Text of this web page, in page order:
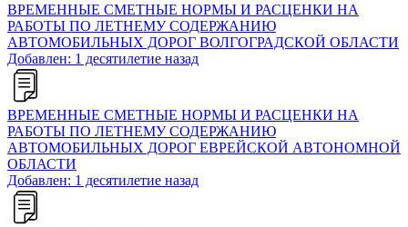
ВРЕМЕННЫЕ СМЕТНЫЕ НОРМЫ И РАСЦЕНКИ НА
РАБОТЫ ПО ЛЕТНЕМУ СОДЕРЖАНИЮ
АВТОМОБИЛЬНЫХ ДОРОГ ВОЛГОГРАДСКОЙ ОБЛАСТИ
Добавлен: 1 десятилетие назад
ВРЕМЕННЫЕ СМЕТНЫЕ НОРМЫ И РАСЦЕНКИ НА
РАБОТЫ ПО ЛЕТНЕМУ СОДЕРЖАНИЮ
АВТОМОБИЛЬНЫХ ДОРОГ ЕВРЕЙСКОЙ АВТОНОМНОЙ
ОБЛАСТИ
Добавлен: 1 десятилетие назад